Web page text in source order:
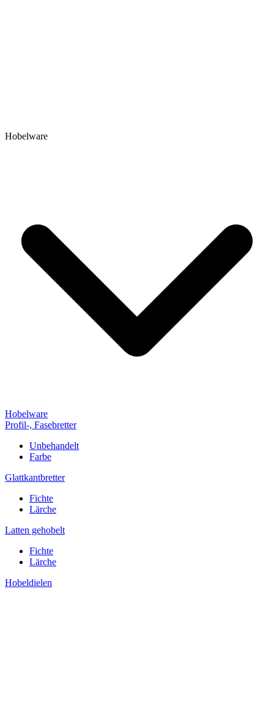
Hobelware
Hobelware
Profil-, Fasebretter
Unbehandelt
Farbe
Glattkantbretter
Fichte
Lärche
Latten gehobelt
Fichte
Lärche
Hobeldielen